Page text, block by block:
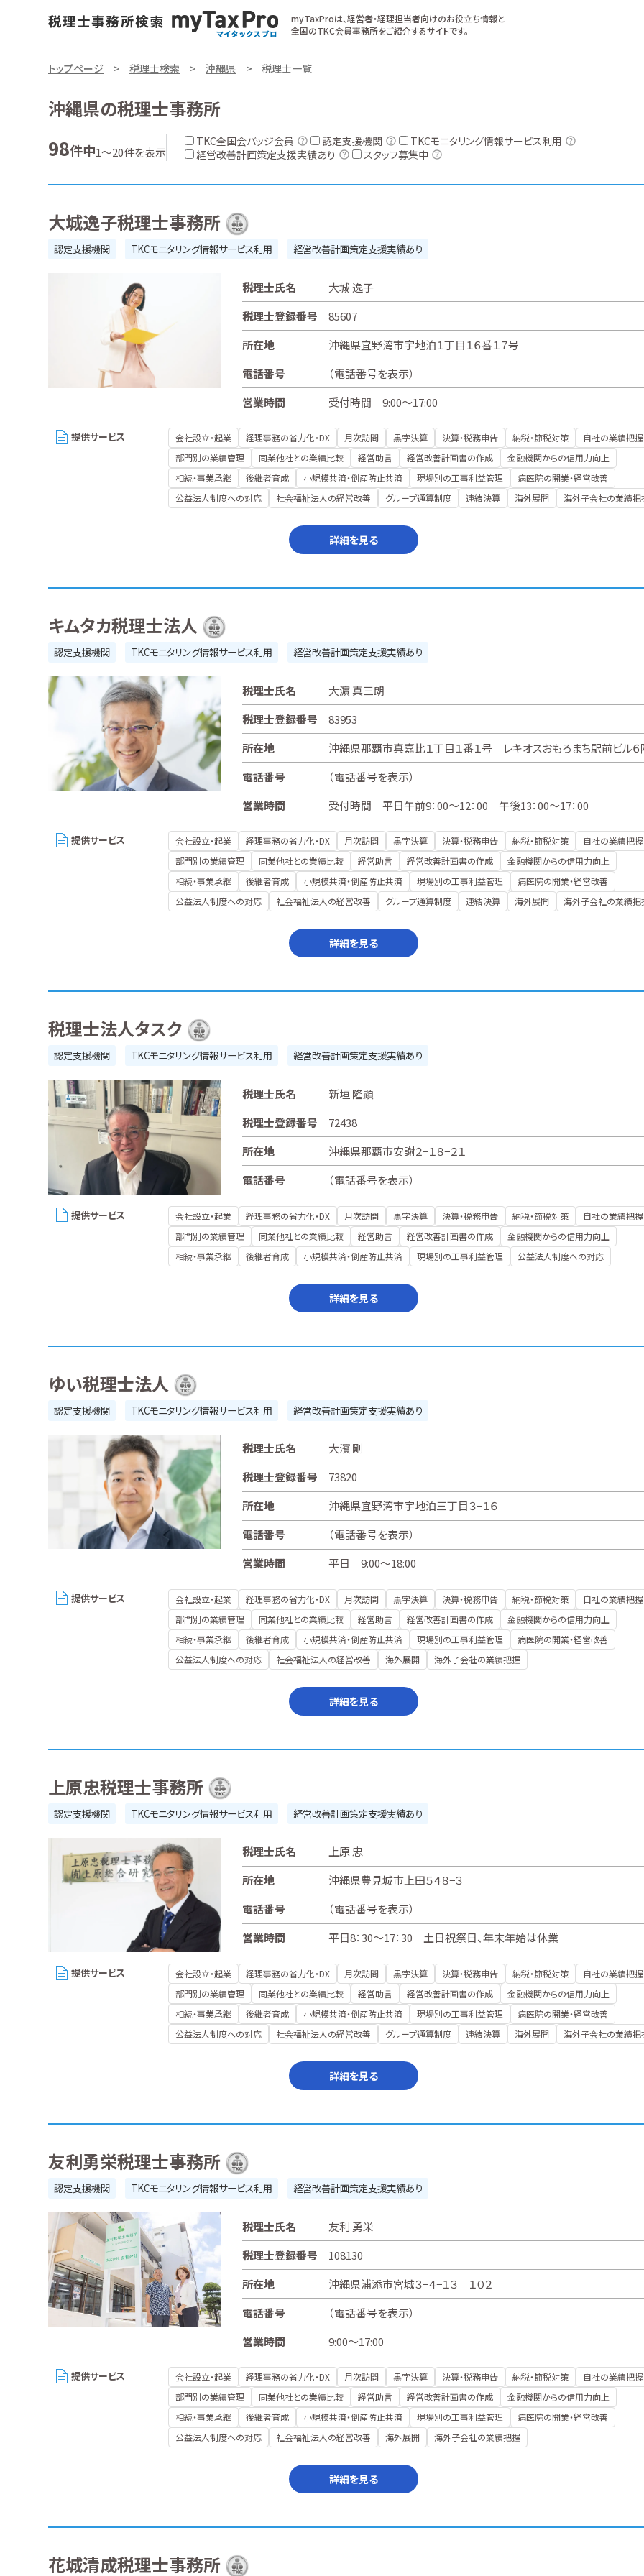
myTaxProは、経営者・経理担当者向けのお役立ち情報と
全国のTKC会員事務所をご紹介するサイトです。
トップページ 税理士検索 沖縄県 税理士一覧
沖縄県の税理士事務所
98件中1～20件を表示
TKC全国会バッジ会員 認定支援機関
TKCモニタリング情報サービス利用
経営改善計画策定支援実績あり
スタッフ募集中
大城逸子税理士事務所
認定支援機関 TKCモニタリング情報サービス利用 経営改善計画策定支援実績あり
税理士氏名
大城 逸子
税理士登録番号
85607
所在地
沖縄県宜野湾市宇地泊１丁目１６番１７号
電話番号
（電話番号を表示）
営業時間
受付時間 9:00～17:00
提供サービス 会社設立・起業 経理事務の省力化・DX 月次訪問 黒字決算 決算・税務申告 納税・節税対策
自社の業績把握
部門別の業績管理
同業他社との業績比較 経営助言 経営改善計画書の作成
金融機関からの信用力向上
相続・事業承継
後継者育成 小規模共済・倒産防止共済 現場別の工事利益管理
病医院の開業・経営改善
公益法人制度への対応
社会福祉法人の経営改善 グループ通算制度 連結決算 海外展開 海外子会社の業績把
詳細を見る
キムタカ税理士法人
認定支援機関 TKCモニタリング情報サービス利用 経営改善計画策定支援実績あり
税理士氏名
大濵 真三朗
税理士登録番号
83953
所在地
沖縄県那覇市真嘉比１丁目１番１号 レキオスおもろまち駅前ビル６
電話番号
（電話番号を表示）
営業時間
受付時間 平日午前9：00～12：00 午後13：00～17：00
提供サービス 会社設立・起業 経理事務の省力化・DX 月次訪問 黒字決算 決算・税務申告 納税・節税対策
自社の業績把握
部門別の業績管理
同業他社との業績比較 経営助言 経営改善計画書の作成
金融機関からの信用力向上
相続・事業承継
後継者育成 小規模共済・倒産防止共済 現場別の工事利益管理
病医院の開業・経営改善
公益法人制度への対応
社会福祉法人の経営改善 グループ通算制度 連結決算 海外展開 海外子会社の業績把
詳細を見る
税理士法人タスク
認定支援機関 TKCモニタリング情報サービス利用 経営改善計画策定支援実績あり
税理士氏名
新垣 隆顕
税理士登録番号
72438
所在地
沖縄県那覇市安謝２−１８−２１
電話番号
（電話番号を表示）
提供サービス 会社設立・起業 経理事務の省力化・DX 月次訪問 黒字決算 決算・税務申告 納税・節税対策
自社の業績把握
部門別の業績管理
同業他社との業績比較 経営助言 経営改善計画書の作成
金融機関からの信用力向上
相続・事業承継
後継者育成 小規模共済・倒産防止共済 現場別の工事利益管理 公益法人制度への対応
詳細を見る
ゆい税理士法人
認定支援機関 TKCモニタリング情報サービス利用 経営改善計画策定支援実績あり
税理士氏名
大濱 剛
税理士登録番号
73820
所在地
沖縄県宜野湾市宇地泊三丁目３−１６
電話番号
（電話番号を表示）
営業時間
平日 9:00～18:00
提供サービス 会社設立・起業 経理事務の省力化・DX 月次訪問 黒字決算 決算・税務申告 納税・節税対策
自社の業績把握
部門別の業績管理
同業他社との業績比較 経営助言 経営改善計画書の作成
金融機関からの信用力向上
相続・事業承継
後継者育成 小規模共済・倒産防止共済 現場別の工事利益管理
病医院の開業・経営改善
公益法人制度への対応
社会福祉法人の経営改善 海外展開 海外子会社の業績把握
詳細を見る
上原忠税理士事務所
認定支援機関 TKCモニタリング情報サービス利用 経営改善計画策定支援実績あり
税理士氏名
上原 忠
所在地
沖縄県豊見城市上田５４８−３
電話番号
（電話番号を表示）
営業時間
平日8：30～17：30 土日祝祭日、年末年始は休業
提供サービス 会社設立・起業 経理事務の省力化・DX 月次訪問 黒字決算 決算・税務申告 納税・節税対策
自社の業績把握
部門別の業績管理
同業他社との業績比較 経営助言 経営改善計画書の作成
金融機関からの信用力向上
相続・事業承継
後継者育成 小規模共済・倒産防止共済 現場別の工事利益管理
病医院の開業・経営改善
公益法人制度への対応
社会福祉法人の経営改善 グループ通算制度 連結決算 海外展開 海外子会社の業績把
詳細を見る
友利勇栄税理士事務所
認定支援機関 TKCモニタリング情報サービス利用 経営改善計画策定支援実績あり
税理士氏名
友利 勇栄
税理士登録番号
108130
所在地
沖縄県浦添市宮城３−４−１３ １０２
電話番号
（電話番号を表示）
営業時間
9:00～17:00
提供サービス 会社設立・起業 経理事務の省力化・DX 月次訪問 黒字決算 決算・税務申告 納税・節税対策
自社の業績把握
部門別の業績管理
同業他社との業績比較 経営助言 経営改善計画書の作成
金融機関からの信用力向上
相続・事業承継
後継者育成 小規模共済・倒産防止共済 現場別の工事利益管理
病医院の開業・経営改善
公益法人制度への対応
社会福祉法人の経営改善 海外展開 海外子会社の業績把握
詳細を見る
花城清成税理士事務所